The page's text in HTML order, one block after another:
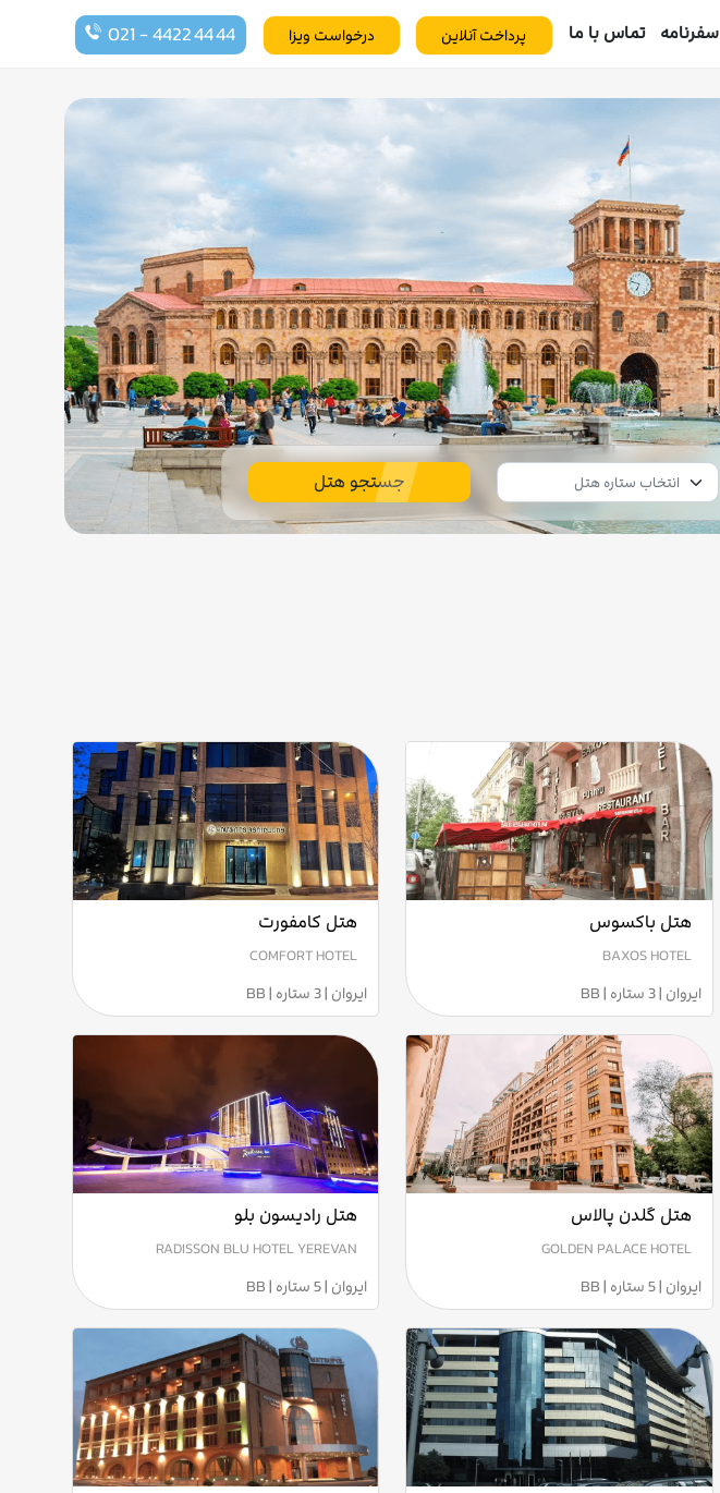
سفرنامه تماس با ما درخواست ویزا 021 - 4422 44 44 پرداخت آنلاین
جستجو هتل
هتل باکسوس
BAXOS HOTEL
ایروان | 3 ستاره | BB
هتل کامفورت
COMFORT HOTEL
ایروان | 3 ستاره | BB
هتل گلدن پالاس
GOLDEN PALACE HOTEL
ایروان | 5 ستاره | BB
هتل رادیسون بلو
RADISSON BLU HOTEL YEREVAN
ایروان | 5 ستاره | BB